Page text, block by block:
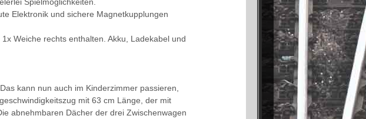
Elektronik und sichere Magnetkupplungen
Weiche rechts enthalten. Akku, Ladekabel und
kann nun auch im Kinderzimmer passieren,
mit 63 cm Länge, der mit
abnehmbaren Dächer der drei Zwischenwagen